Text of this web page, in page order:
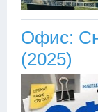
Офис:
(2025)